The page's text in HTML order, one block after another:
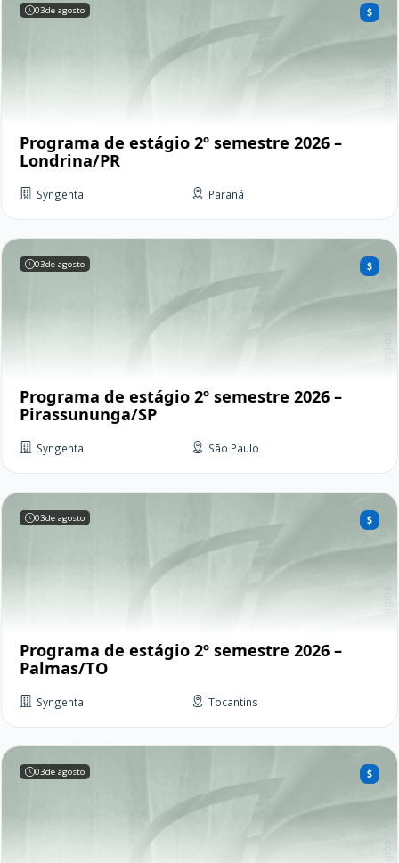
03de agosto
Programa de estágio 2º semestre 2026 –
Londrina/PR
Syngenta Paraná
03de agosto
Programa de estágio 2º semestre 2026 –
Pirassununga/SP
Syngenta São Paulo
03de agosto
Programa de estágio 2º semestre 2026 –
Palmas/TO
Syngenta Tocantins
03de agosto